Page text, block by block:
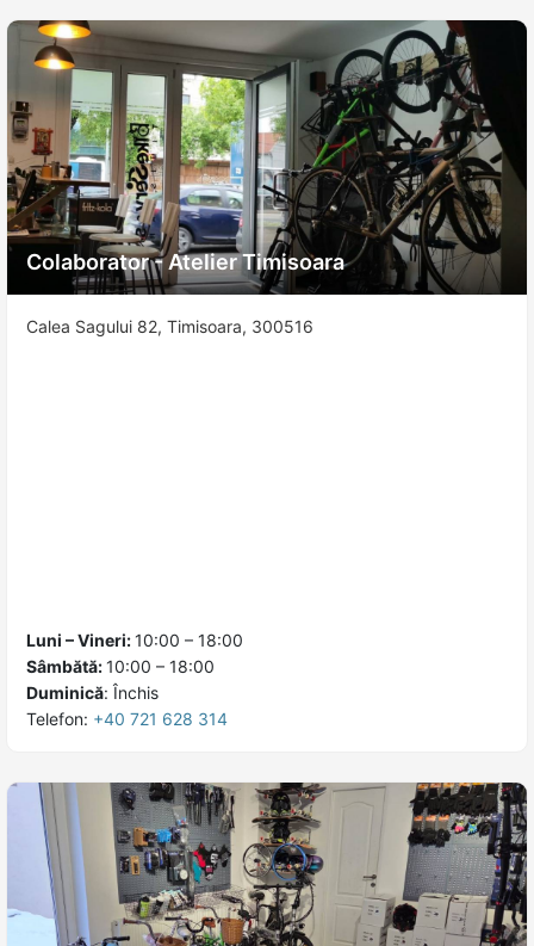
Colaborator - Atelier Timisoara
Calea Sagului 82, Timisoara, 300516
Luni – Vineri:10:00 – 18:00
Sâmbătă:10:00 – 18:00
Duminică: Închis
Telefon: +40 721 628 314